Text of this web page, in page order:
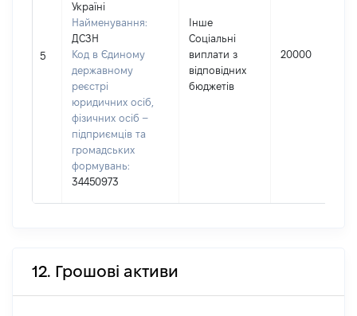
5
Україні
Найменування:
ДСЗН
Код в Єдиному
державному
реєстрі
юридичних осіб,
фізичних осіб –
підприємців та
громадських
формувань:
34450973
Інше
Соціальні
виплати з
відповідних
бюджетів
20000
12. Грошові активи